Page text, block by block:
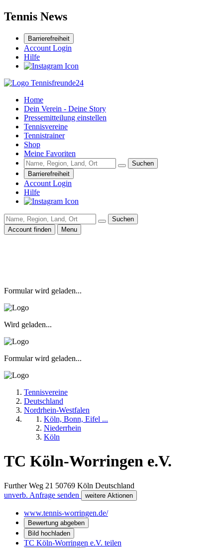
Tennis News
Barrierefreiheit
Account Login
Hilfe
Home
Dein Verein - Deine Story
Pressemitteilung einstellen
Tennisvereine
Tennistrainer
Shop
Meine Favoriten
Suchen
Barrierefreiheit
Account Login
Hilfe
Suchen
Account finden
Menu
Formular wird geladen...
Wird geladen...
Formular wird geladen...
Tennisvereine
Deutschland
Nordrhein-Westfalen
Köln, Bonn, Eifel ...
Niederrhein
Köln
TC Köln-Worringen e.V.
Further Weg 21 50769 Köln Deutschland
unverb. Anfrage senden
weitere Aktionen
www.tennis-worringen.de/
Bewertung abgeben
Bild hochladen
TC Köln-Worringen e.V. teilen